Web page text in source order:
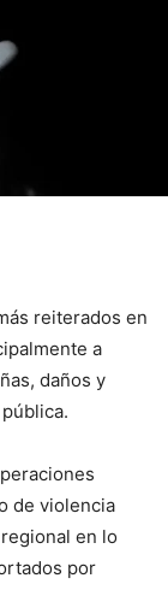
reiterados en
a
daños y
de violencia
en lo
por